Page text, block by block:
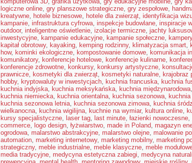
logiczne online, gry planszowe strategiczne, gry zespołowe,
kreatywne, hotele biznesowe, hotele dla zwierząt, identyfikacja
kampanie, infrastruktura cyfrowa, inspekcje budowlane, inspiracje
outdoor, inteligentne oświetlenie, izolacje termiczne, jachty
inwestycyjne, kampanie edukacyjne, kampanie społeczne, kampery
kapitał obrotowy, kayaking, kemping rodzinny, klimatyzacja smart,
how, kominki ekologiczne, kompostowanie domowe, komunikacja
komunikatory, konferencje hotelowe, konferencje kulinarne,
konferencje zdrowotne, konkursy, konkursy artystyczne,
prawnicze, kosmetyki dla zwierząt, kosmetyki naturalne, krajobraz
hobby, kryptowaluty w inwestycjach, kuchnia francuska, kuchnia
kuchnia indyjska, kuchnia meksykańska, kuchnia międzynarodowa,
kuchnia niemiecka, kuchnia orientalna, kuchnia sezonowa,
kuchnia sezonowa letnia, kuchnia sezonowa zimowa, kuchnia
wielkanocna, kuchnia wigilijna, kuchnie na wymiar, kultura online,
kursy specjalistyczne, laser tag, last minute, łazienki nowoczesne,
commerce, logo design, łyżwiarstwo, made in Poland, magazyn
ogrodowa, malarstwo abstrakcyjne, malarstwo olejne, malowanie
automation, marketing internetowy, marketing mobilny, marketing
strategiczny, meble industrialne, meble klasyczne, meble
media tradycyjne, medycyna estetyczna zabiegi, medycyna